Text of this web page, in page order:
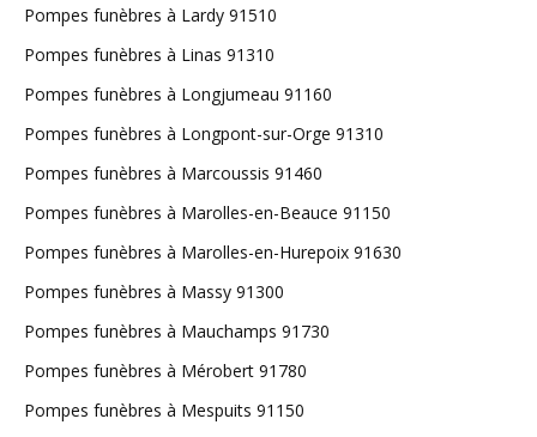
Pompes funèbres à Lardy 91510
Pompes funèbres à Linas 91310
Pompes funèbres à Longjumeau 91160
Pompes funèbres à Longpont-sur-Orge 91310
Pompes funèbres à Marcoussis 91460
Pompes funèbres à Marolles-en-Beauce 91150
Pompes funèbres à Marolles-en-Hurepoix 91630
Pompes funèbres à Massy 91300
Pompes funèbres à Mauchamps 91730
Pompes funèbres à Mérobert 91780
Pompes funèbres à Mespuits 91150